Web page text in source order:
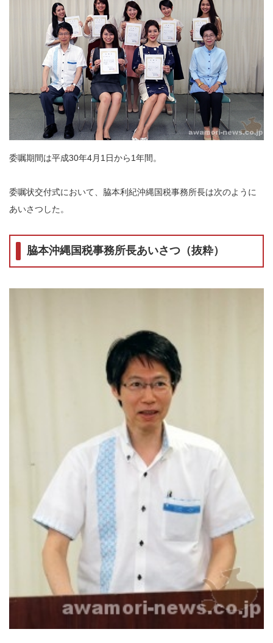
委嘱期間は平成30年4月1日から1年間。
委嘱状交付式において、脇本利紀沖縄国税事務所長は次のように
あいさつした。
脇本沖縄国税事務所長あいさつ（抜粋）